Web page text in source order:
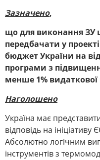
Зазначено,
що для виконання ЗУ
передбачати у
бюджет України на
програми з
менше 1%
Наголошено
Україна має
відповідь на
Абсолютно логічним
інструментів з